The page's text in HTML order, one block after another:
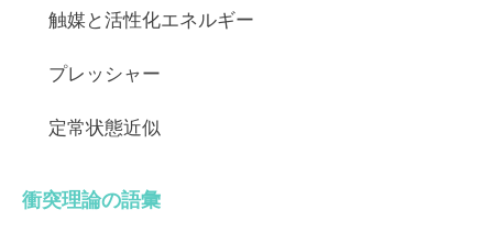
触媒と活性化エネルギー
プレッシャー
定常状態近似
衝突理論の語彙